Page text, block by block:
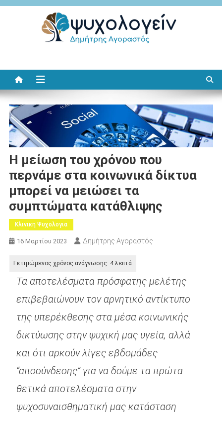
Μεταπηδήστε
Η μείωση του χρόνου που
περνάμε στα κοινωνικά δίκτυα
μπορεί να μειώσει τα
συμπτώματα κατάθλιψης
Κλινικη Ψυχολογια
16 Μαρτίου 2023 Δημήτρης Αγοραστός
Τα αποτελέσματα πρόσφατης μελέτης
επιβεβαιώνουν τον αρνητικό αντίκτυπο
της υπερέκθεσης στα μέσα κοινωνικής
δικτύωσης στην ψυχική μας υγεία, αλλά
και ότι αρκούν λίγες εβδομάδες
“αποσύνδεσης” για να δούμε τα πρώτα
θετικά αποτελέσματα στην
ψυχοσυναισθηματική μας κατάσταση